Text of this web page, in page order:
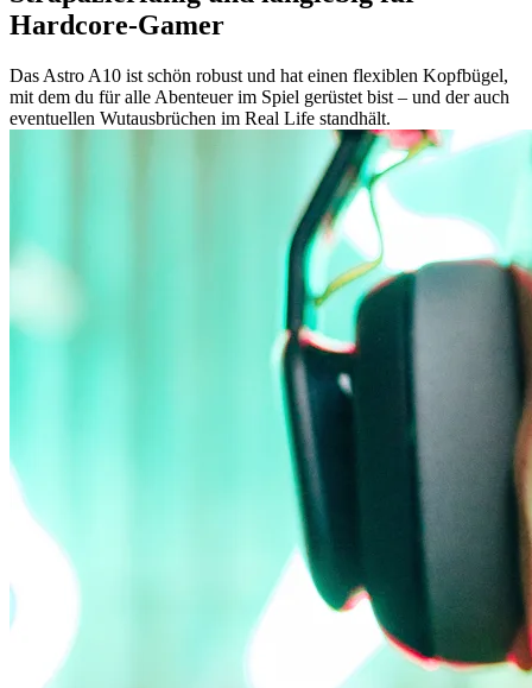
Hardcore-Gamer
Das Astro A10 ist schön robust und hat einen flexiblen Kopfbügel,
mit dem du für alle Abenteuer im Spiel gerüstet bist – und der auch
eventuellen Wutausbrüchen im Real Life standhält.